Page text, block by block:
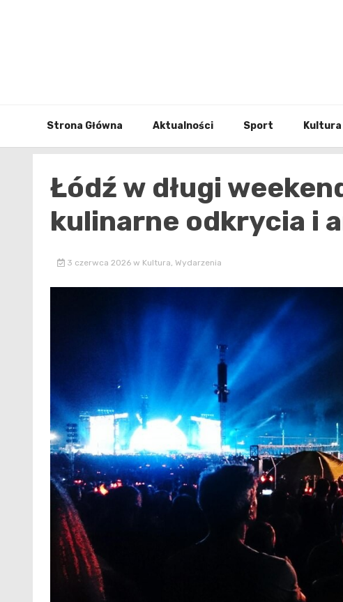
Strona Główna Aktualności Sport Kultura
Łódź w długi
kulinarne odkrycia i
3 czerwca 2026 w Kultura, Wydarzenia